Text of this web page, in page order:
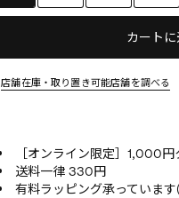
カート
店舗在庫・取り置き可能店舗を調べる
［オンライン限定］1,000円
送料一律 330円
有料ラッピング承っています